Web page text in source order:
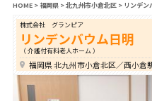
HOME>福岡県>北九州市小倉北区> リンデン
株式会社 グランピア
リンデンバウム日明
（ 介護付有料老人ホーム ）
福岡県 北九州市小倉北区／西小倉